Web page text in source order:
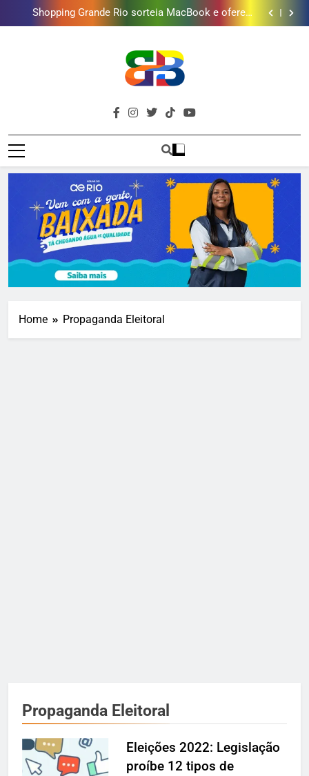
vinho em campanha de Dia dos Pais
Obra garante a preservação de 190 milhões de litros
de água por ano na Baixada Fluminense
Deputado Reimont quer reduzir idade mínima para
Lins em Nova Iguaçu neste fim de semana
Shopping Grande Rio sorteia MacBook e oferece
vinho em campanha de Dia dos Pais
Obra garante a preservação de 190 milhões de litros
de água por ano na Baixada Fluminense
Deputado Reimont quer reduzir idade mínima para
mulheres receberem o BPC
Brava
Baixada
Baixada Fluminense Em Destaque!
Home Propaganda Eleitoral
Propaganda Eleitoral
Eleições 2022: Legislação
proíbe 12 tipos de